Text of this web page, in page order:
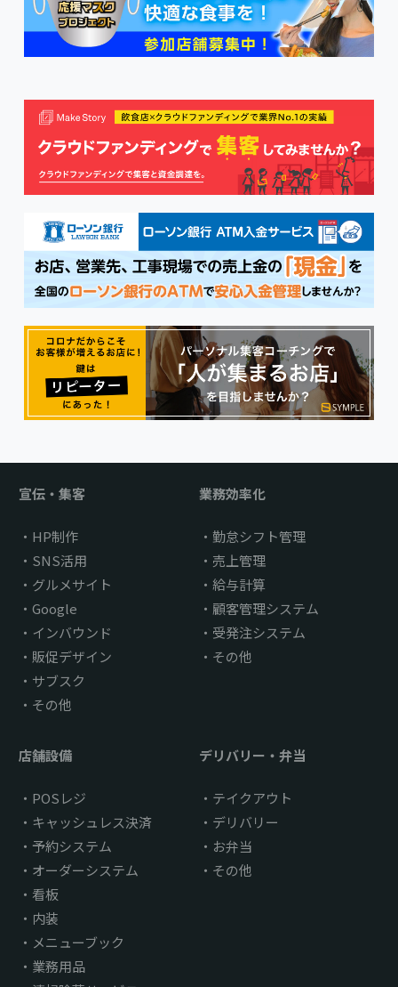
宣伝・集客
HP制作
SNS活用
グルメサイト
Google
インバウンド
販促デザイン
サブスク
その他
業務効率化
勤怠シフト管理
売上管理
給与計算
顧客管理システム
受発注システム
その他
店舗設備
POSレジ
キャッシュレス決済
予約システム
オーダーシステム
看板
内装
メニューブック
業務用品
デリバリー・弁当
テイクアウト
デリバリー
お弁当
その他